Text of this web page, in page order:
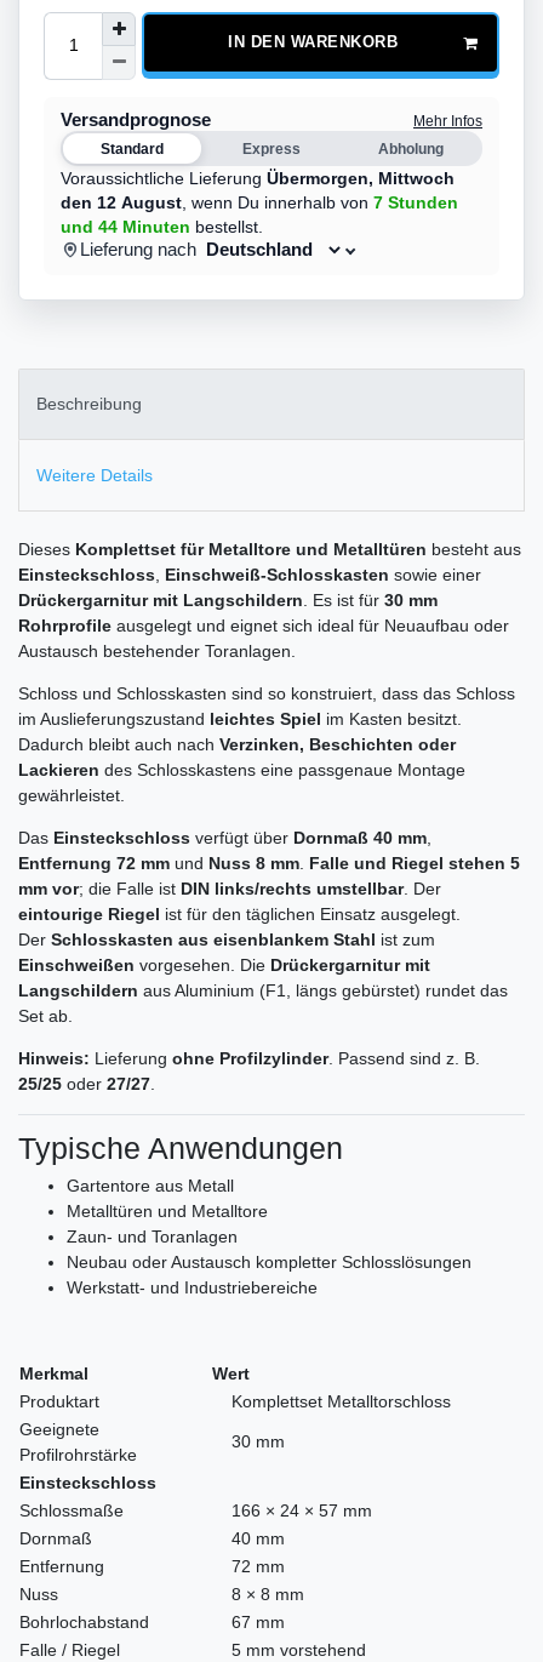
IN DEN WARENKORB
Versandprognose
Mehr Infos
Standard
Express Abholung
Voraussichtliche Lieferung Übermorgen, Mittwoch
den 12 August wenn Du innerhalb von 7 Stunden
und 44 Minuten bestellst.
Lieferung nach
Beschreibung
Weitere Details
Dieses Komplettset für Metalltore und Metalltüren besteht aus
Einsteckschloss Einschweiß-Schlosskasten sowie einer
Drückergarnitur mit Langschildern . Es ist für 30 mm
Rohrprofile ausgelegt und eignet sich ideal für Neuaufbau oder
Austausch bestehender Toranlagen.
Schloss und Schlosskasten sind so konstruiert, dass das Schloss
im Auslieferungszustand leichtes Spiel im Kasten besitzt.
Dadurch bleibt auch nach Verzinken, Beschichten oder
Lackieren des Schlosskastens eine passgenaue Montage
gewährleistet.
Das Einsteckschloss verfügt über Dornmaß 40 mm
Entfernung 72 mm und Nuss 8 mm Falle und Riegel stehen 5
mm vor; die Falle ist DIN links/rechts umstellbar. Der
eintourige Riegel ist für den täglichen Einsatz ausgelegt.
Der Schlosskasten aus eisenblankem Stahl ist zum
Einschweißen vorgesehen. Die Drückergarnitur mit
Langschildern aus Aluminium (F1, längs gebürstet) rundet das
Set ab.
Hinweis: Lieferung ohne Profilzylinder. Passend sind z. B.
25/25 oder 27/27
Typische Anwendungen
Gartentore aus Metall
Metalltüren und Metalltore
Zaun- und Toranlagen
Neubau oder Austausch kompletter Schlosslösungen
Werkstatt- und Industriebereiche
Merkmal
Wert
Produktart
Komplettset Metalltorschloss
Geeignete
Profilrohrstärke
30 mm
Einsteckschloss
Schlossmaße
166 × 24 × 57 mm
Dornmaß
40 mm
Entfernung
72 mm
Nuss
8 × 8 mm
Bohrlochabstand
67 mm
Falle / Riegel
5 mm vorstehend